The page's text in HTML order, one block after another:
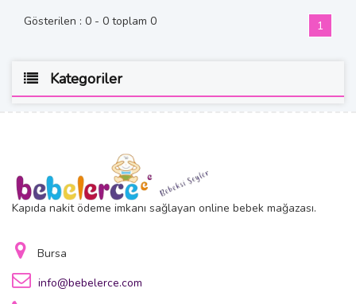
Gösterilen : 0 - 0 toplam 0 1
Kategoriler
Kapıda nakit ödeme imkanı sağlayan online bebek mağazası.
Bursa
info@bebelerce.com